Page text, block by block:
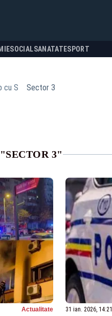
SOCIALSANATATESPORT
cu S Sector 3
3"
Actualitate 31 ian. 2026, 14:21